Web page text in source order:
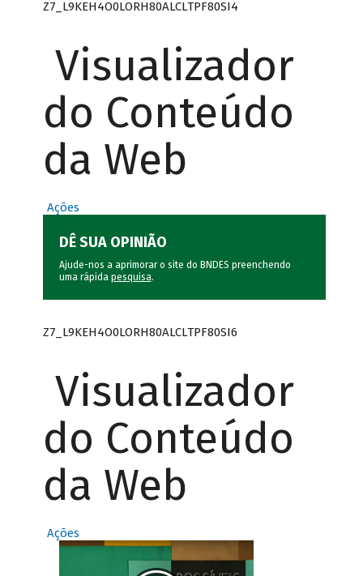
Z7_L9KEH4O0LORH80ALCLTPF80SI4
Visualizador
do Conteúdo
da Web
Ações
DÊ SUA OPINIÃO
Ajude-nos a aprimorar o site do BNDES preenchendo
uma rápida pesquisa.
Z7_L9KEH4O0LORH80ALCLTPF80SI6
Visualizador
do Conteúdo
da Web
Ações